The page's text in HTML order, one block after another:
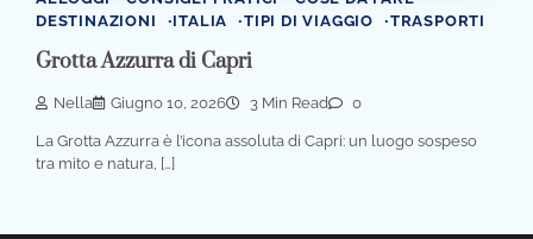
DESTINAZIONI
ITALIA TIPI DI VIAGGIO TRASPORTI
Grotta Azzurra di Capri
Nella Giugno 10, 2026 3 Min Read 0
La Grotta Azzurra è l’icona assoluta di Capri: un luogo sospeso
tra mito e natura, […]